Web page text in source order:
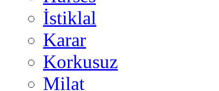
İstiklal
Karar
Korkusuz
Milat